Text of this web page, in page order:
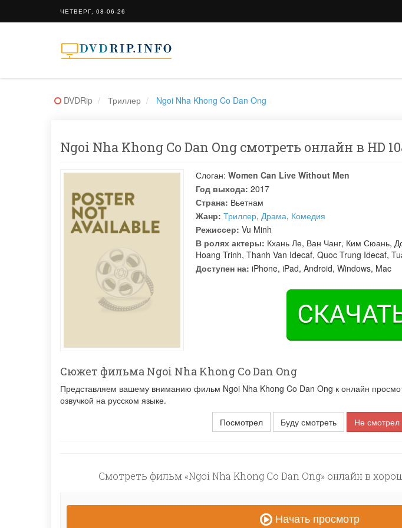
ЧЕТВЕРГ, 08-06-26
DVDRip Триллер Ngoi Nha Khong Co Dan Ong
Ngoi Nha Khong Co Dan Ong смотреть онлайн в HD
Слоган: Women Can Live Without Men
Год выхода: 2017
Страна: Вьетнам
Жанр: Триллер, Драма, Комедия
Режиссер: Vu Minh
В ролях актеры: Кхань Ле, Ван Чанг, Ким Сюань,
Hoang Trinh, Thanh Van Idecaf, Quoc Trung Idecaf,
Доступен на: iPhone, iPad, Android, Windows, Mac
Сюжет фильма Ngoi Nha Khong Co Dan Ong
Представляем вашему вниманию фильм Ngoi Nha Khong Co Dan Ong к онлайн
озвучкой на русском языке.
Посмотрел
Буду смотреть Не смотрел
Смотреть фильм «Ngoi Nha Khong Co Dan Ong» онлайн в
Начать просмотр